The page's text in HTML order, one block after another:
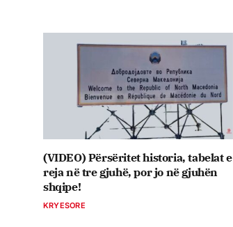
(VIDEO) Përsëritet historia, tabelat e
reja në tre gjuhë, por jo në gjuhën
shqipe!
KRYESORE